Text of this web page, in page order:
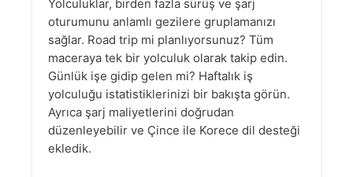
Yolculuklar, birden fazla sürüş ve şarj
oturumunu anlamlı gezilere gruplamanızı
sağlar. Road trip mi planlıyorsunuz? Tüm
maceraya tek bir yolculuk olarak takip edin.
Günlük işe gidip gelen mi? Haftalık iş
yolculuğu istatistiklerinizi bir bakışta görün.
Ayrıca şarj maliyetlerini doğrudan
düzenleyebilir ve Çince ile Korece dil desteği
ekledik.